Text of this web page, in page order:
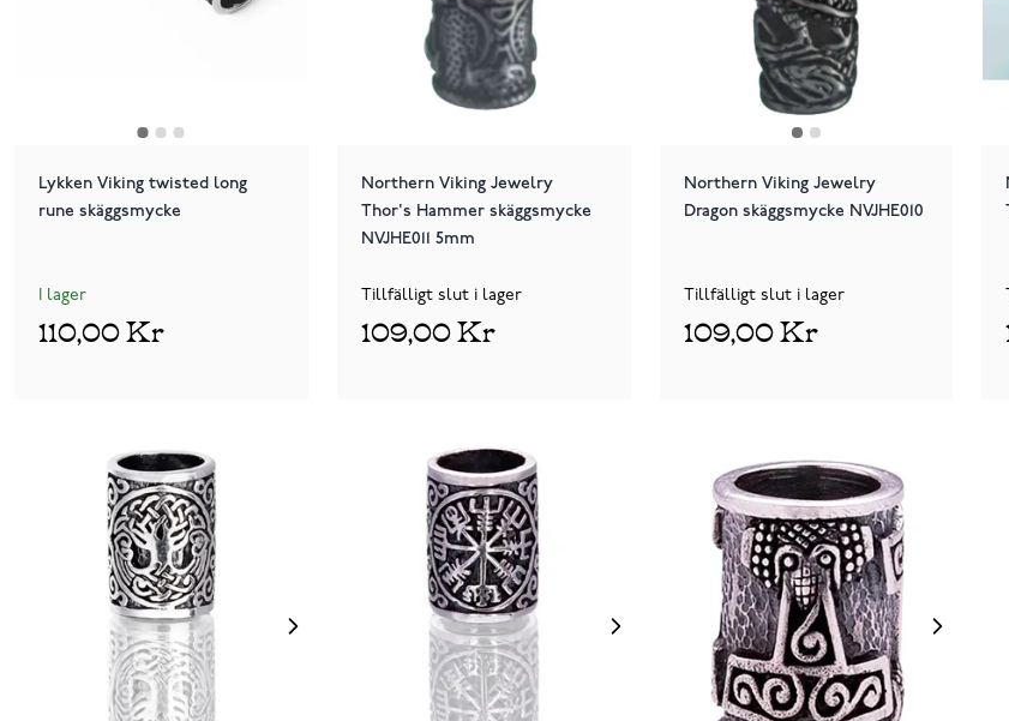
Lykken Viking twisted long
rune skäggsmycke
I lager
110,00 Kr
Northern Viking Jewelry
Thor's Hammer skäggsmycke
NVJHE011 5mm
Tillfälligt slut i lager
109,00 Kr
Northern Viking Jewelry
Dragon skäggsmycke NVJHE010
Tillfälligt slut i lager
109,00 Kr